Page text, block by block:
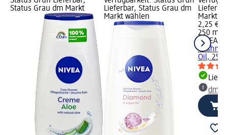
Status Grau dm Markt
Lieferbar, Status Grau dm
Markt wählen
Markt
2,25 €
250 ml
NIVEA
Oil, 250
dm